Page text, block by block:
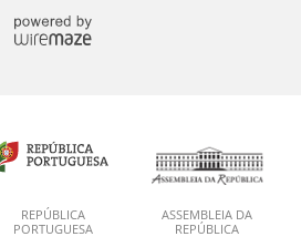
REPÚBLICA
PORTUGUESA
ASSEMBLEIA DA
REPÚBLICA